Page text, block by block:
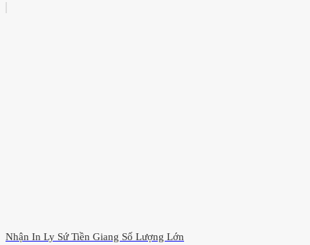
Nhận In Ly Sứ Tiền Giang Số Lượng Lớn